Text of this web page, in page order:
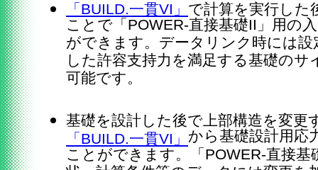
「BUILD.一貫VI」 で計算を実行した
ことで「POWER-直接基礎II」用の
ができます。データリンク時には
した許容支持力を満足する基礎の
可能です。
基礎を設計した後で上部構造を変更
「BUILD.一貫VI」 から基礎設計用応
ことができます。「POWER-直接